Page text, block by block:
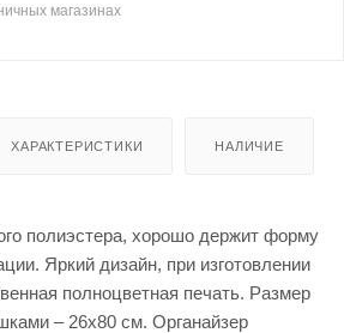
магазинах
ХАРАКТЕРИСТИКИ НАЛИЧИЕ
полиэстера, хорошо держит форму
Яркий дизайн, при изготовлении
полноцветная печать. Размер
– 26х80 см. Органайзер